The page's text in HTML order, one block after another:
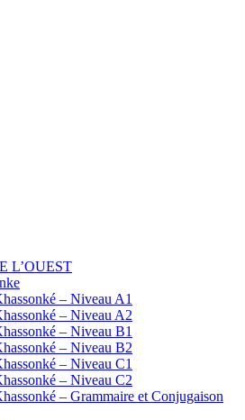
L’OUEST
– Niveau A1
– Niveau A2
– Niveau B1
– Niveau B2
– Niveau C1
– Niveau C2
– Grammaire et Conjugaison